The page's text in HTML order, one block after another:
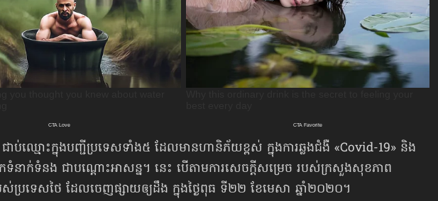
ជាប់ឈ្មោះក្នុងបញ្ជីប្រទេសទាំង៥ ដែល​មាន​ហានិភ័យ​ខ្ពស់ ក្នុងការឆ្លងជំងឺ «Covid-19» និង
កទំនាក់ទំនង ជាបណ្ដោះអាសន្ន។ នេះ បើតាមការសេចក្ដីសម្រេច របស់ក្រសួងសុខភាព
ប្រទេសថៃ ដែលចេញផ្សាយឲ្យដឹង ក្នុងថ្ងៃពុធ ទី២២ ខែមេសា ឆ្នាំ២០២០។